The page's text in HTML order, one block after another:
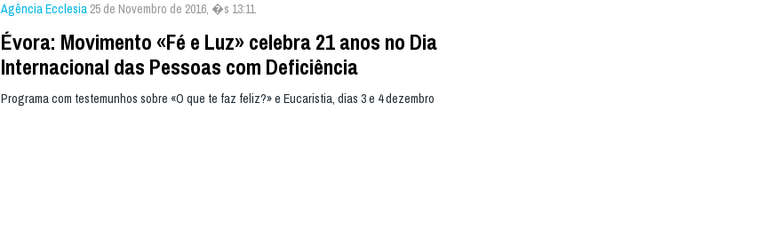
Agência Ecclesia 25 de Novembro de 2016, �s 13:11
Évora: Movimento «Fé e Luz» celebra 21 anos no Dia
Internacional das Pessoas com Deficiência
Programa com testemunhos sobre «O que te faz feliz?» e Eucaristia, dias 3 e 4 dezembro